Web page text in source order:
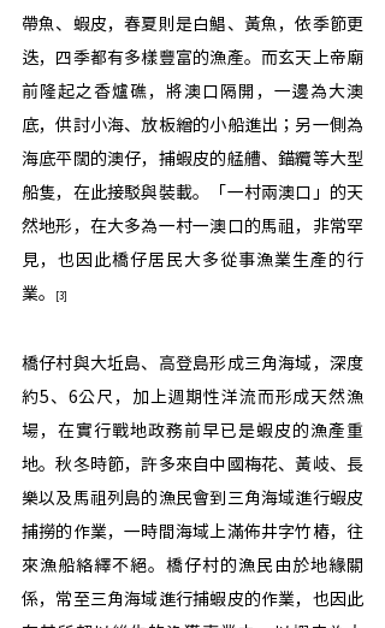
帶魚、蝦皮，春夏則是白鯧、黃魚，依季節更
迭，四季都有多樣豐富的漁產。而玄天上帝廟
前隆起之香爐礁，將澳口隔開，一邊為大澳
底，供討小海、放板繒的小船進出；另一側為
海底平闊的澳仔，捕蝦皮的艋艚、錨纜等大型
船隻，在此接駁與裝載。「一村兩澳口」的天
然地形，在大多為一村一澳口的馬祖，非常罕
見，也因此橋仔居民大多從事漁業生產的行
業。
[3]
橋仔村與大坵島、高登島形成三角海域，深度
約5、6公尺，加上週期性洋流而形成天然漁
場，在實行戰地政務前早已是蝦皮的漁產重
地。秋冬時節，許多來自中國梅花、黃岐、長
樂以及馬祖列島的漁民會到三角海域進行蝦皮
捕撈的作業，一時間海域上滿佈井字竹樁，往
來漁船絡繹不絕。橋仔村的漁民由於地緣關
係，常至三角海域進行捕蝦皮的作業，也因此